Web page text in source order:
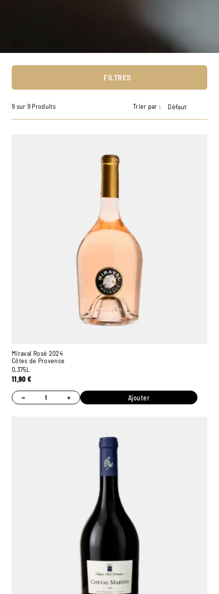
FILTRES
9 sur 9 Produits Trier par : Défaut
Miraval Rosé 2024
Côtes de Provence
0,375L
11,90€
− + Ajouter